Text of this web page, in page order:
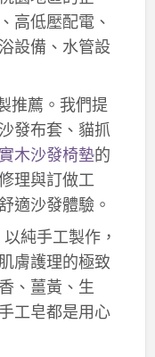
、高低壓配電、
設備、水管設
推薦。我們提
發布套、貓抓
實木沙發椅墊的
理與訂做工
適沙發體驗。
純手工製作，
膚護理的極致
、薑黃、生
工皂都是用心